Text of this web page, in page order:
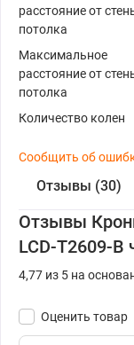
расстояние от
потолка
Максимальное
расстояние от
потолка
Количество колен
Сообщить об
Отзывы (30)
Отзывы
LCD-T2609-B
4,77 из 5 на
Оценить товар